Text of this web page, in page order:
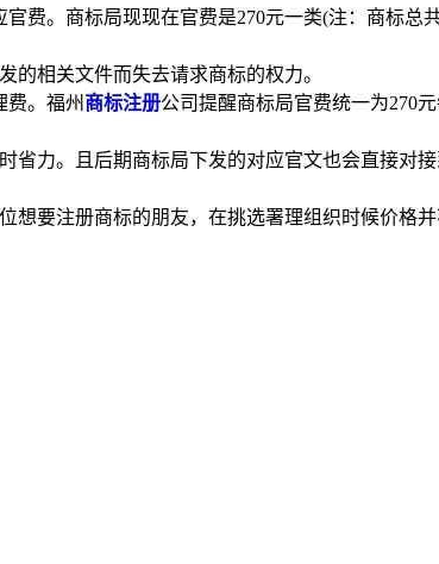
费。商标局现现在官费是270元一类(注：商标总
的相关文件而失去请求商标的权力。
费。福州 商标注册公司提醒商标局官费统一为270
力。且后期商标局下发的对应官文也会直接对
要注册商标的朋友，在挑选署理组织时候价格